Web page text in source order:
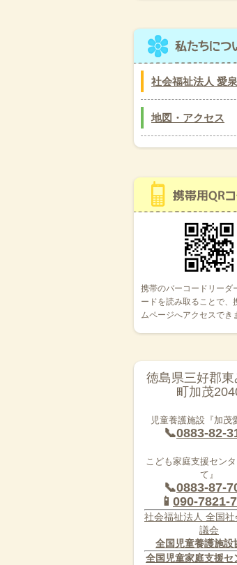
社会福祉法人 愛
地図・アクセス
携帯のバーコードリーダ
ードを読み取ることで、
ムページへアクセスでき
徳島県三好郡東
町加茂
児童養護施設『加茂
📞0883-82-
こども家庭支援セン
て』
📞0883-87-
📱 090-7821-
社会福祉法人 全国社
議会
全国児童養護施設
全国児童家庭支援セ